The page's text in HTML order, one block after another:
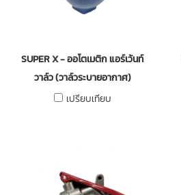
SUPER X - ออโตเมติก แอร์เว้นท์
วาล์ว (วาล์วระบายอากาศ)
เปรียบเทียบ